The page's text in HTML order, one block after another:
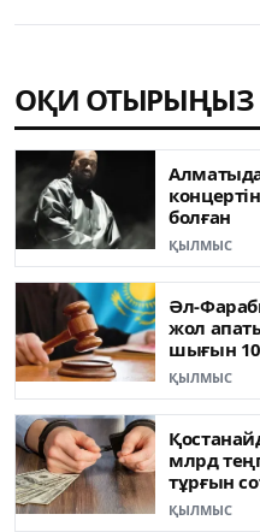
ОҚИ ОТЫРЫҢЫЗ
Алматыда
болған
ҚЫЛМЫС
Әл-
жол
шығын
ҚЫЛМЫС
млрд
тұрғын
ҚЫЛМЫС